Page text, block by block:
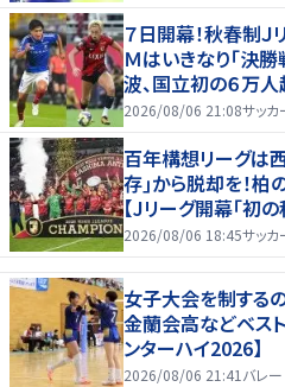
７日開幕！秋春制
Ｍはいきなり「決
波、国立初の６万
2026/08/06 21:08サッカ
百年構想リーグは
存｣から脱却を！柏
【Jリーグ開幕｢初
2026/08/06 18:45サッカ
女子大会を制する
金蘭会高などベス
ンターハイ2026】
2026/08/06 21:41バレー